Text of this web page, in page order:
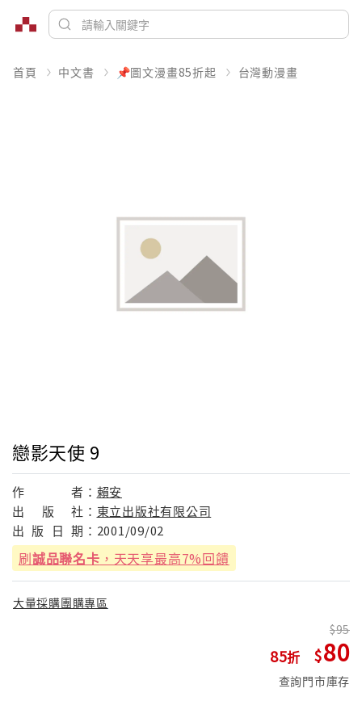
首頁 中文書 📌圖文漫畫85折起 台灣動漫畫
戀影天使 9
作 者： 賴安
出
版 社： 東立出版社有限公司
出 版 日 期： 2001/09/02
刷誠品聯名卡 ，天天享最高7%回饋
大量採購團購專區
85
95
80
查詢門市庫存